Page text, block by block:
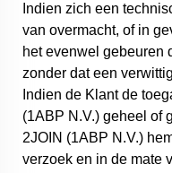
Indien zich een
van overmacht, of in
het evenwel gebeuren
zonder dat een
Indien de Klant de
(1ABP N.V.) geheel of
2JOIN (1ABP N.V.)
verzoek en in de mate